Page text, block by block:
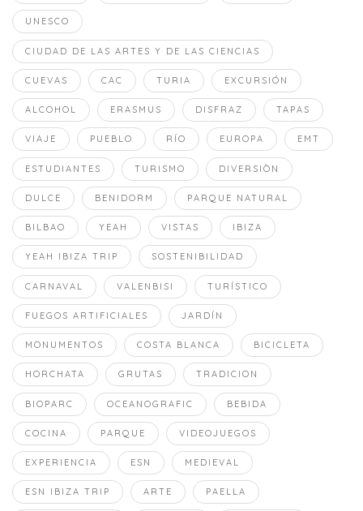
UNESCO
CIUDAD DE LAS ARTES Y DE LAS CIENCIAS
CUEVAS CAC TURIA EXCURSIÓN
ALCOHOL ERASMUS DISFRAZ TAPAS
VIAJE PUEBLO RÍO EUROPA EMT
ESTUDIANTES TURISMO DIVERSIÒN
DULCE BENIDORM PARQUE NATURAL
BILBAO YEAH VISTAS IBIZA
YEAH IBIZA TRIP SOSTENIBILIDAD
CARNAVAL VALENBISI TURÍSTICO
FUEGOS ARTIFICIALES JARDÍN
MONUMENTOS COSTA BLANCA BICICLETA
HORCHATA GRUTAS TRADICION
BIOPARC OCEANOGRAFIC BEBIDA
COCINA PARQUE VIDEOJUEGOS
EXPERIENCIA ESN MEDIEVAL
ESN IBIZA TRIP ARTE PAELLA